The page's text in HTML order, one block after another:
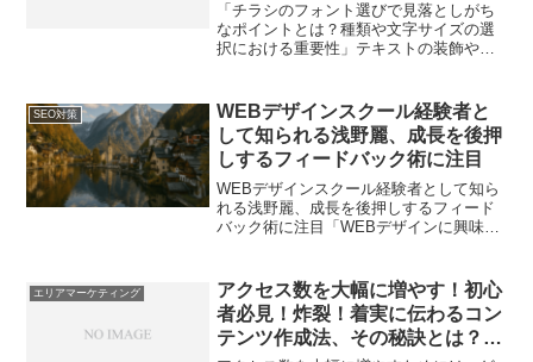
「チラシのフォント選びで見落としがち
なポイントとは？種類や文字サイズの選
択における重要性」テキストの装飾やフ
人々がこの選択において見落としがちな
要素が存在します。そこで...
SEO対策
WEBデザインスクール経験者と
して知られる浅野麗、成長を後押
しするフィードバック術に注目
WEBデザインスクール経験者として知ら
れる浅野麗、成長を後押しするフィード
バック術に注目「WEBデザインに興味は
し、誰か安心して相談できる先生はいな
いの？」そんなふうに...
エリアマーケティング
アクセス数を大幅に増やす！初心
者必見！炸裂！着実に伝わるコン
テンツ作成法、その秘訣とは？～